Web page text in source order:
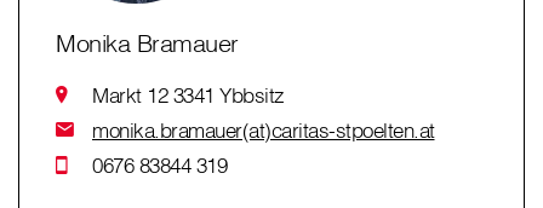
Monika Bramauer
Markt 12 3341 Ybbsitz
monika.bramauer(at)caritas-stpoelten.at
0676 83844 319